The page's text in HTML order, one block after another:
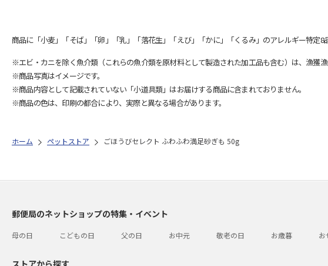
商品に「小麦」「そば」「卵」「乳」「落花生」「えび」「かに」「くるみ」のアレルギー特定8
※エビ・カニを除く魚介類（これらの魚介類を原材料として製造された加工品も含む）は、漁獲
※商品写真はイメージです。
※商品内容として記載されていない「小道具類」はお届けする商品に含まれておりません。
※商品の色は、印刷の都合により、実際と異なる場合があります。
ホーム ペットストア ごほうびセレクト ふわふわ満足砂ぎも 50g
郵便局のネットショップの特集・イベント
母の日 こどもの日 父の日 お中元 敬老の日 お歳暮 お
ストアから探す